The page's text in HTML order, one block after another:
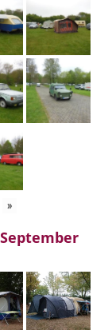
»